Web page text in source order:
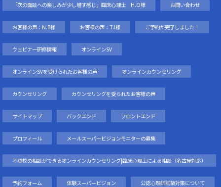
「次の面談への楽しみが少し増す感じ」臨床心理士 H.O様 お問い合わせ
お客様の声：N.B様 お客様の声：T.I様 ご予約が完了しました！
ウェビナー研修情報 オンラインSV
オンラインSVを受けられたお客様の声 オンラインカウンセリング
カウンセリング カウンセリングを受られたお客様の声
サイトマップ バックエンド フロントエンド
プロフィール メールスーパービジョンモニターの募集
不登校の相談ができるオンラインカウンセリング|臨床心理士による相談（名古屋対応）
予約フォーム 体験スーパービジョン 公認心理師試験対策について